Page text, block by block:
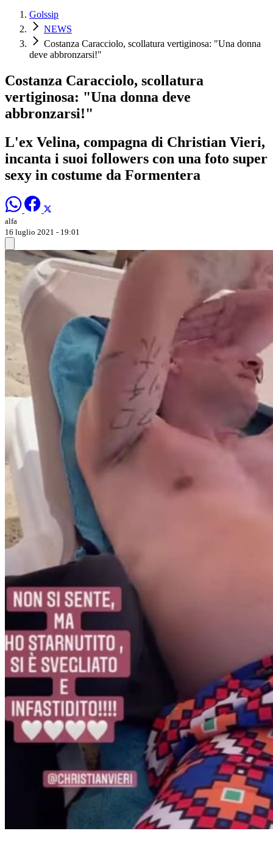
Golssip
NEWS
Costanza Caracciolo, scollatura vertiginosa: "Una donna
deve abbronzarsi!"
Costanza Caracciolo, scollatura
vertiginosa: "Una donna deve
abbronzarsi!"
L'ex Velina, compagna di Christian Vieri,
incanta i suoi followers con una foto super
sexy in costume da Formentera
alfa
16 luglio 2021 - 19:01